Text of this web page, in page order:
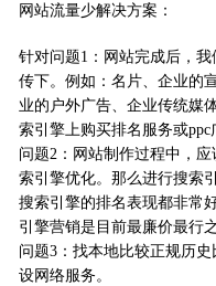
网站流量少解决方案：
针对问题1：网站完成后，
传下。例如：名片、企业的
业的户外广告、企业传统媒
索引擎上购买排名服务或ppc
问题2：网站制作过程中，
索引擎优化。那么进行搜索
搜索引擎的排名表现都非常
引擎营销是目前最廉价最行
问题3：找本地比较正规历
设网络服务。